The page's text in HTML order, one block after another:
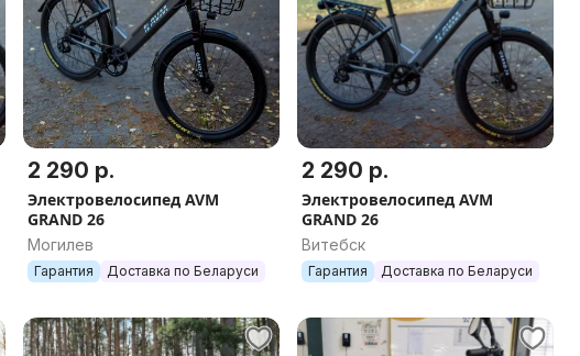
2 290 р.
Электровелосипед AVM
GRAND 26
Могилев
Гарантия Доставка по Беларуси
2 290 р.
Электровелосипед AVM
GRAND 26
Витебск
Гарантия Доставка по Беларуси